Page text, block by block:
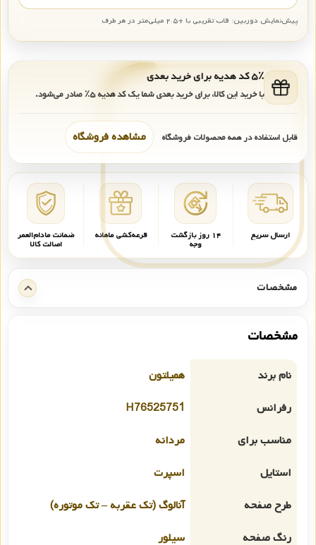
پیش‌نمایش دوربین: قاب تقریبی با +۲.۵ میلی‌متر در هر طرف
۵٪ کد هدیه برای خرید بعدی
با خرید این کالا، برای خرید بعدی شما یک کد هدیه۵٪ صادر می‌شود.
قابل استفاده در همه محصولات فروشگاه مشاهده فروشگاه
ارسال سریع ۱۴ روز بازگشت
وجه
قرعه‌کشی ماهانه ضمانت مادام‌العمر
اصالت کالا
مشخصات
مشخصات
نام برند
همیلتون
رفرانس
H76525751
مناسب برای
مردانه
استایل
اسپرت
طرح صفحه
آنالوگ (تک عقربه – تک موتوره)
رنگ صفحه
سیلور